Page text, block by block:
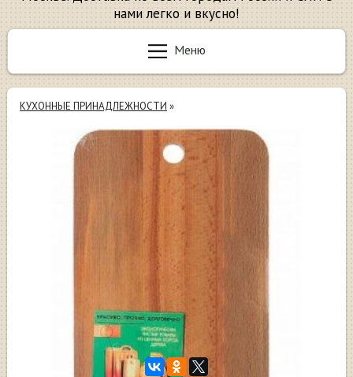
нами легко и вкусно!
Меню
КУХОННЫЕ ПРИНАДЛЕЖНОСТИ »